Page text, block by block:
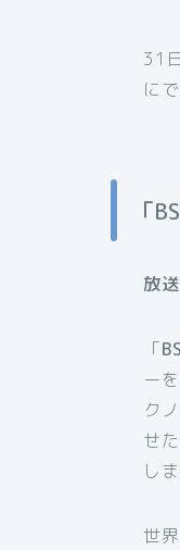
31
に
「
放
「
ー
ク
せ
しま
世